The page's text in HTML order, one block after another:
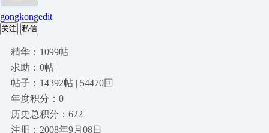
gongkongedit
关注 私信
精华：1099帖
求助：0帖
帖子：14392帖 | 54470回
年度积分：0
历史总积分：622
注册：2008年9月08日